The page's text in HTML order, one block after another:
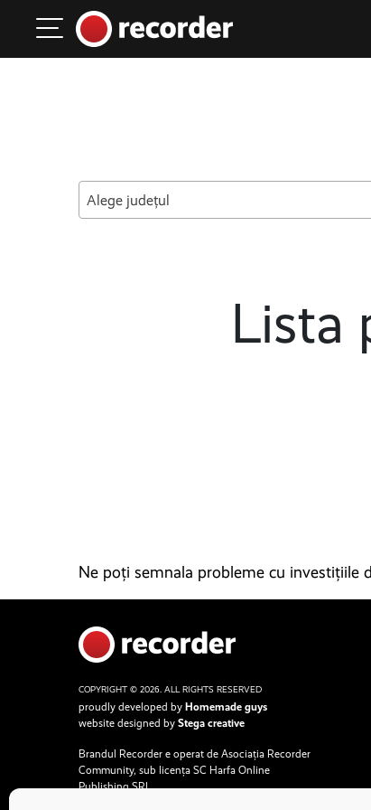
Main Navigation
Alege județul
Lista
Ne poți semnala probleme cu investițiile
COPYRIGHT © 2026. ALL RIGHTS RESERVED
proudly developed by Homemade guys
website designed by Stega creative
Brandul Recorder e operat de Asociația Recorder
Community, sub licența SC Harfa Online
Publishing SRL.